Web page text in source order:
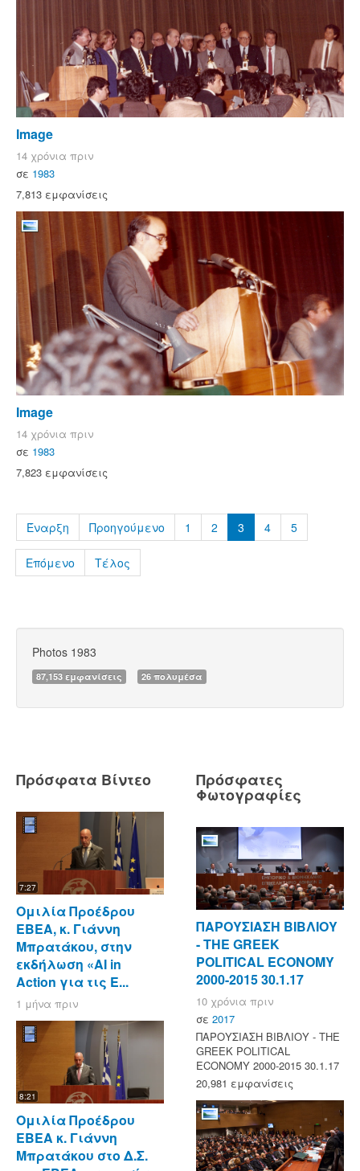
Image
14 χρόνια πριν
σε 1983
7,813 εμφανίσεις
Image
14 χρόνια πριν
σε 1983
7,823 εμφανίσεις
Έναρξη Προηγούμενο 1 2 3 4 5
Επόμενο Τέλος
Photos 1983
87,153 εμφανίσεις 26 πολυμέσα
Πρόσφατα Βίντεο
7:27
Ομιλία Προέδρου
ΕΒΕΑ, κ. Γιάννη
Μπρατάκου, στην
εκδήλωση «AI in
Action για τις Ε...
1 μήνα πριν
8:21
Ομιλία Προέδρου
ΕΒΕΑ κ. Γιάννη
Μπρατάκου στο Δ.Σ.
Πρόσφατες
Φωτογραφίες
ΠΑΡΟΥΣΙΑΣΗ ΒΙΒΛΙΟΥ
- ΤΗΕ GREEK
POLITICAL ECONOMY
2000-2015 30.1.17
10 χρόνια πριν
σε 2017
ΠΑΡΟΥΣΙΑΣΗ ΒΙΒΛΙΟΥ - ΤΗΕ
GREEK POLITICAL
ECONOMY 2000-2015 30.1.17
20,981 εμφανίσεις